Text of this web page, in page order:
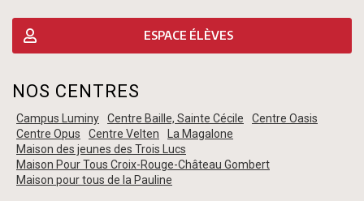
ESPACE ÉLÈVES
NOS CENTRES
Campus Luminy Centre Baille, Sainte Cécile
Centre Oasis
Centre Opus
Centre Velten
La Magalone
Maison des jeunes des Trois Lucs
Maison Pour Tous Croix-Rouge-Château Gombert
Maison pour tous de la Pauline